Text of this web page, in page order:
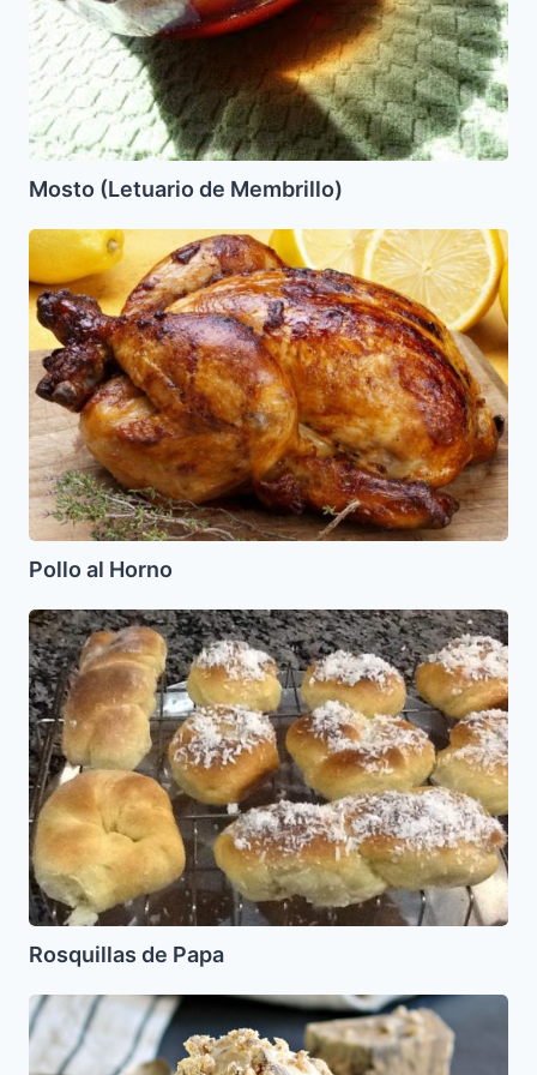
Mosto (Letuario de Membrillo)
Pollo
al
Horno
Pollo al Horno
Rosquillas
de
Papa
Rosquillas de Papa
Helado
de
Tahine